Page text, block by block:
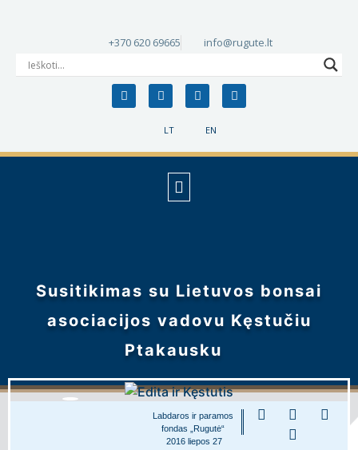
LT EN
+370 620 69665 info@rugute.lt
Susitikimas su Lietuvos bonsai
asociacijos vadovu Kęstučiu
Ptakausku
Labdaros ir paramos
fondas „Rugutė“
2016 liepos 27